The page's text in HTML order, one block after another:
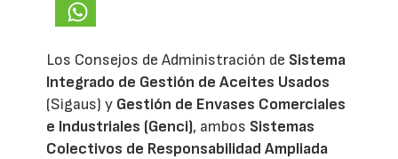
Los Consejos de Administración de Sistema
Integrado de Gestión de Aceites Usados
(Sigaus) y Gestión de Envases Comerciales
e Industriales (Genci), ambos Sistemas
Colectivos de Responsabilidad Ampliada